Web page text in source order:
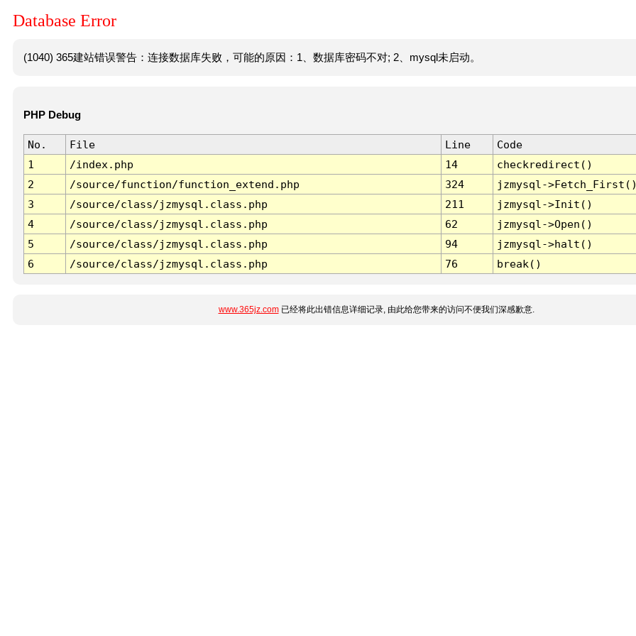
Database Error
(1040) 365建站错误警告：连接数据库失败，可能的原因：1、数据库密码不对; 2、mysql未启动。
PHP Debug
No. File Line
Code
1
/index.php 14
checkredirect()
2
/source/function/function_extend.php 324
jzmysql-
3
/source/class/jzmysql.class.php 211
jzmysql->Init()
4
/source/class/jzmysql.class.php 62
jzmysql->Open()
5
/source/class/jzmysql.class.php 94
jzmysql->halt()
6
/source/class/jzmysql.class.php 76 break()
www.365jz.com已经将此出错信息详细记录, 由此给您带来的访问不便我们深感歉意.